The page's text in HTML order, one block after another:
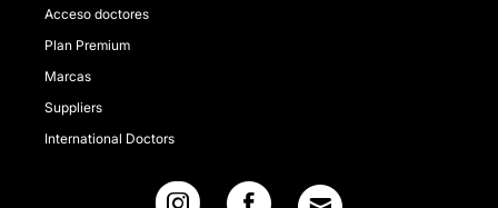
Acceso doctores
Plan Premium
Marcas
Suppliers
International Doctors